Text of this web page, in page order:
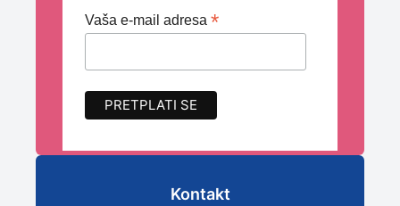
Vaša e-mail adresa *
Kontakt